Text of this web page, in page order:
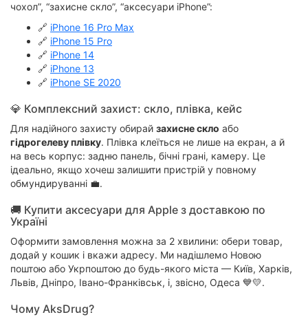
чохол”, “захисне скло”, “аксесуари iPhone”:
🔗 iPhone 16 Pro Max
🔗 iPhone 15 Pro
🔗 iPhone 14
🔗 iPhone 13
🔗 iPhone SE 2020
💎 Комплексний захист: скло, плівка, кейс
Для надійного захисту обирай захисне скло або
гідрогелеву плівку. Плівка клеїться не лише на екран, а й
на весь корпус: задню панель, бічні грані, камеру. Це
ідеально, якщо хочеш залишити пристрій у повному
обмундируванні 💼.
🚚 Купити аксесуари для Apple з доставкою по
Україні
Оформити замовлення можна за 2 хвилини: обери товар,
додай у кошик і вкажи адресу. Ми надішлемо Новою
поштою або Укрпоштою до будь-якого міста — Київ, Харків,
Львів, Дніпро, Івано-Франківськ, і, звісно, Одеса 💙💛.
Чому AksDrug?